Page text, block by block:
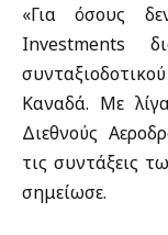
«Για όσους
Investments
Καναδά. Με
Διεθνούς
τις συντάξεις
σημείωσε.